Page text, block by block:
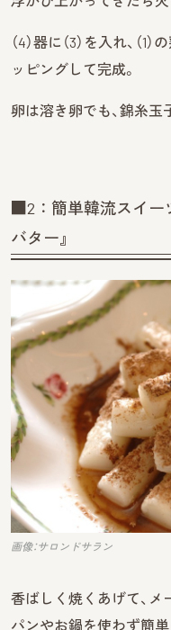
（4）器に（3）を入れ、（1
ッピングして完成。
卵は溶き卵でも、錦糸玉
■2：簡単韓流スイ
バター』
画像：サロンドサラン
香ばしく焼くあげて、メ
パンやお鍋を使わず簡